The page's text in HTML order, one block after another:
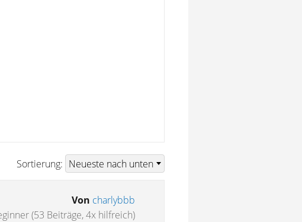
Sortierung:
Von charlybbb
(53 Beiträge, 4x hilfreich)